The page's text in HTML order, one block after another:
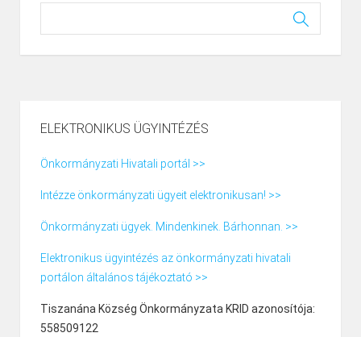
ELEKTRONIKUS ÜGYINTÉZÉS
Önkormányzati Hivatali portál >>
Intézze önkormányzati ügyeit elektronikusan! >>
Önkormányzati ügyek. Mindenkinek. Bárhonnan. >>
Elektronikus ügyintézés az önkormányzati hivatali
portálon általános tájékoztató >>
Tiszanána Község Önkormányzata KRID azonosítója:
558509122